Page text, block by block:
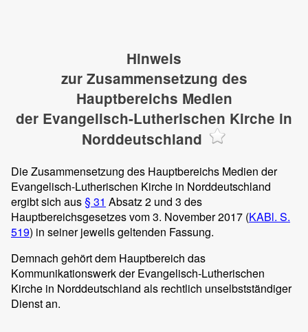
Hinweis
zur Zusammensetzung des
Hauptbereichs Medien
der Evangelisch-Lutherischen Kirche in
Norddeutschland
Die Zusammensetzung des Hauptbereichs Medien der
Evangelisch-Lutherischen Kirche in Norddeutschland
ergibt sich aus§ 31 Absatz 2 und 3 des
Hauptbereichsgesetzes vom 3. November 2017 (KABl. S.
519) in seiner jeweils geltenden Fassung.
Demnach gehört dem Hauptbereich das
Kommunikationswerk der Evangelisch-Lutherischen
Kirche in Norddeutschland als rechtlich unselbstständiger
Dienst an.